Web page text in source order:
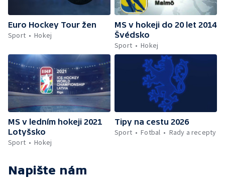
Euro Hockey Tour žen
Sport
Hokej
MS v hokeji do 20 let 2014
Švédsko
Sport
Hokej
MS v ledním hokeji 2021
Lotyšsko
Sport
Hokej
Tipy na cestu 2026
Sport
Fotbal Rady a recepty
Napište nám